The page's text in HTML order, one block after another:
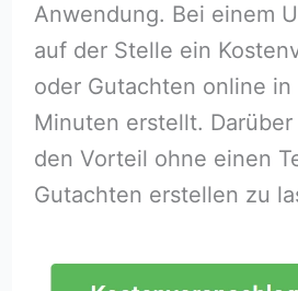
Anwendung. Bei einem
auf der Stelle ein
oder Gutachten online in
Minuten erstellt.
den Vorteil ohne einen
Gutachten erstellen zu